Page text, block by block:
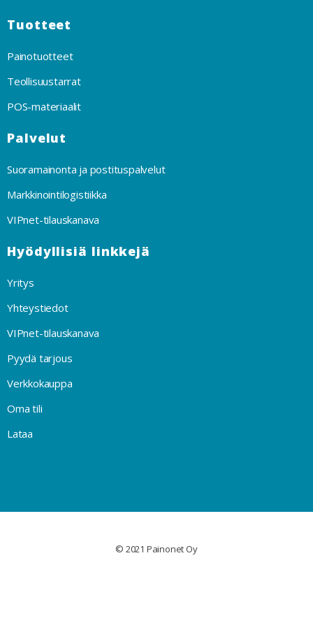
Tuotteet
Painotuotteet
Teollisuustarrat
POS-materiaalit
Palvelut
Suoramainonta ja postituspalvelut
Markkinointilogistiikka
VIPnet-tilauskanava
Hyödyllisiä linkkejä
Yritys
Yhteystiedot
VIPnet-tilauskanava
Pyydä tarjous
Verkkokauppa
Oma tili
Lataa
© 2021 Painonet Oy